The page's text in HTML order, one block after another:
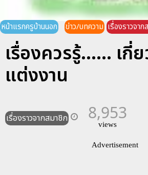
หน้าแรกครูบ้านนอก ข่าว/บทความ เรื่องราวจาก
เรื่องควรรู้...... เกี่
แต่งงาน
เรื่องราวจากสมาชิก 8,953
views
Advertisement